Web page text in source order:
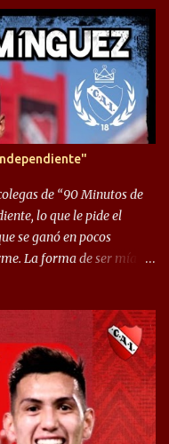
de “90 Minutos de
lo que le pide el
se ganó en pocos
La forma de ser mía
dinámico y me gusta
mía y eso también
por izquierda, pero me
por derecha
es diferente. A mi
posibilidades de